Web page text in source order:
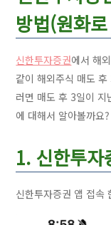
방법(원화
신한투자증권에서 해
같이 해외주식 매도
러면 매도 후 3일이 지
에 대해서 알아볼까요?
1. 신한투
신한투자증권 앱 접속